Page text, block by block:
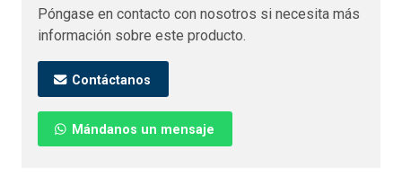
Póngase en contacto con nosotros si necesita más
información sobre este producto.
Contáctanos
Mándanos un mensaje